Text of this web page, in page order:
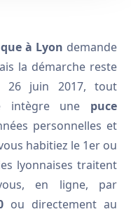
à Lyon demande
la démarche reste
26 juin 2017, tout
intègre une puce
personnelles et
habitiez le 1er ou
lyonnaises traitent
en ligne, par
ou directement au